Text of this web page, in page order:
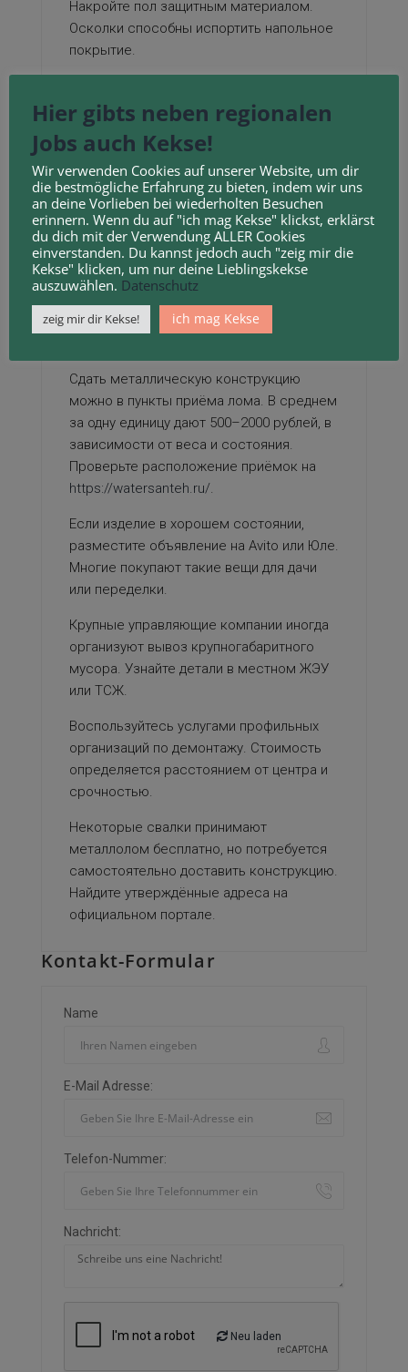
Накройте пол защитным материалом.
Осколки способны испортить напольное
покрытие.
инструменты и экипир овку. Проверьте
отсутствие проводов рядом.
Снимите декоративный экран, если
имеется. Как правило, держится на
крепежах или клипсах.
Куда вывезти
старую чугунную
ванну после
демонтажа
Сдать металлическую конструкцию
можно в пункты приёма лома. В среднем
за одну единицу дают 500–2000 рублей, в
зависимости от веса и состояния.
Проверьте расположение приёмок на
https://watersanteh.ru/.
Если изделие в хорошем состоянии,
разместите объявление на Avito или Юле.
Многие покупают такие вещи для дачи
или переделки.
Крупные управляющие компании иногда
организуют вывоз крупногабаритного
мусора. Узнайте детали в местном ЖЭУ
или ТСЖ.
Воспользуйтесь услугами профильных
организаций по демонтажу. Стоимость
определяется расстоянием от центра и
срочностью.
Некоторые свалки принимают
металлолом бесплатно, но потребуется
самостоятельно доставить конструкцию.
Найдите утверждённые адреса на
официальном портале.
Kontakt-Formular
Name
E-Mail Adresse:
Telefon-Nummer:
Nachricht:
Neu laden
Hier gibts neben regionalen
Jobs auch Kekse!
Wir verwenden Cookies auf unserer Website, um dir
die bestmögliche Erfahrung zu bieten, indem wir uns
an deine Vorlieben bei wiederholten Besuchen
erinnern. Wenn du auf "ich mag Kekse" klickst, erklärst
du dich mit der Verwendung ALLER Cookies
einverstanden. Du kannst jedoch auch "zeig mir die
Kekse" klicken, um nur deine Lieblingskekse
auszuwählen. Datenschutz
zeig mir dir Kekse! ich mag Kekse